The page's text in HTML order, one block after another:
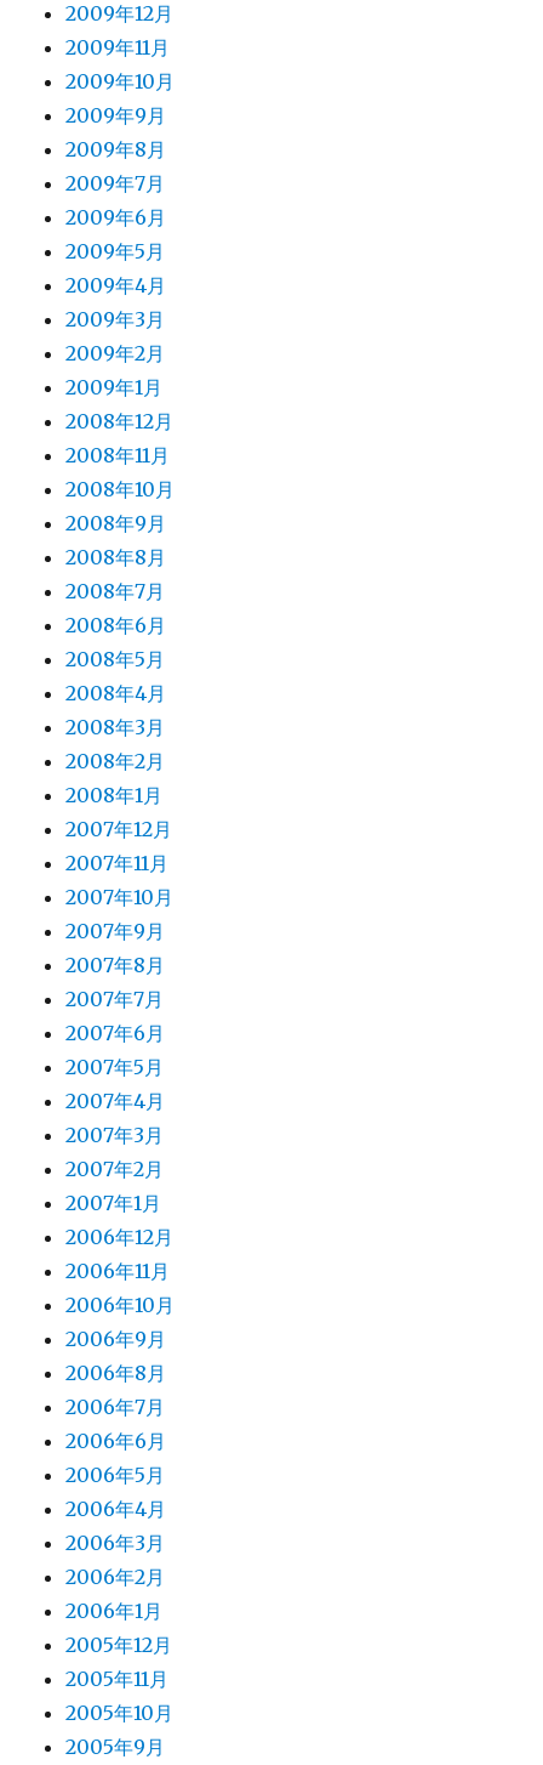
2009年12月
2009年11月
2009年10月
2009年9月
2009年8月
2009年7月
2009年6月
2009年5月
2009年4月
2009年3月
2009年2月
2009年1月
2008年12月
2008年11月
2008年10月
2008年9月
2008年8月
2008年7月
2008年6月
2008年5月
2008年4月
2008年3月
2008年2月
2008年1月
2007年12月
2007年11月
2007年10月
2007年9月
2007年8月
2007年7月
2007年6月
2007年5月
2007年4月
2007年3月
2007年2月
2007年1月
2006年12月
2006年11月
2006年10月
2006年9月
2006年8月
2006年7月
2006年6月
2006年5月
2006年4月
2006年3月
2006年2月
2006年1月
2005年12月
2005年11月
2005年10月
2005年9月